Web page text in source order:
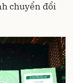
chuyển đổi